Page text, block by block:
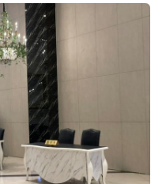
당일 계약하고 온 후기
래 어두운 홀에 비즈가 쾅쾅
강한 생각을 갖고 있었습니
니르의 밝은 홀은 너무 마
끗한 느낌이기도 하고 우아
니르의 홀은 어느 신부라도
어 주기에 충분하다고 생각
을 준비하면서 거의 10곳에